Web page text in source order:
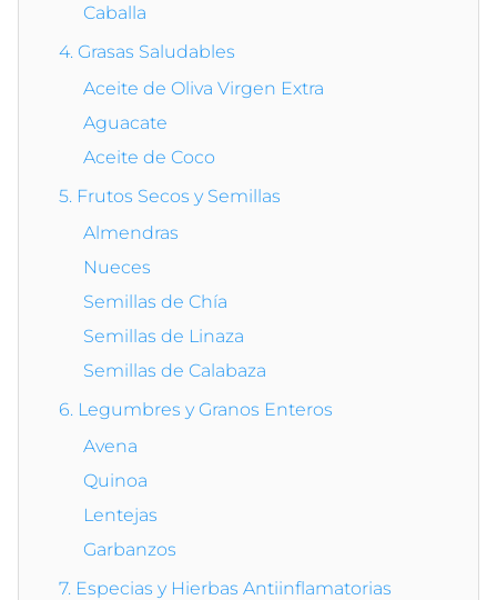
Caballa
4. Grasas Saludables
Aceite de Oliva Virgen Extra
Aguacate
Aceite de Coco
5. Frutos Secos y Semillas
Almendras
Nueces
Semillas de Chía
Semillas de Linaza
Semillas de Calabaza
6. Legumbres y Granos Enteros
Avena
Quinoa
Lentejas
Garbanzos
7. Especias y Hierbas Antiinflamatorias